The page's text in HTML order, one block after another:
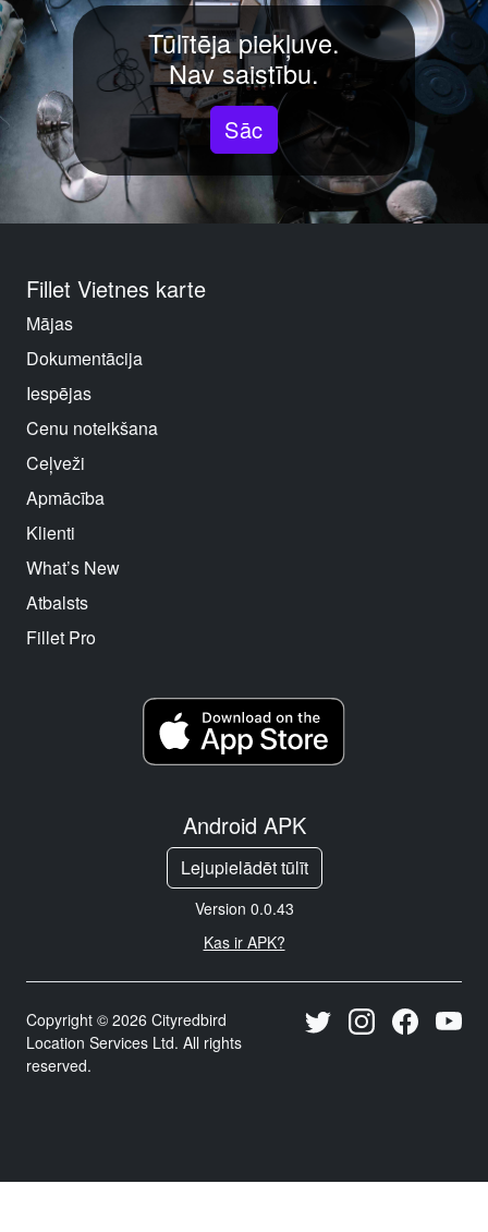
Tūlītēja piekļuve.
Nav saistību.
Sāc
Fillet Vietnes karte
Mājas
Dokumentācija
Iespējas
Cenu noteikšana
Ceļveži
Apmācība
Klienti
What’s New
Atbalsts
Fillet Pro
Android APK
Lejupielādēt tūlīt
Version 0.0.43
Kas ir APK?
Copyright © 2026 Cityredbird
Location Services Ltd. All rights
reserved.